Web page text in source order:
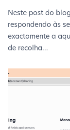
Neste post do
respondendo às
exactamente a
de recolha...